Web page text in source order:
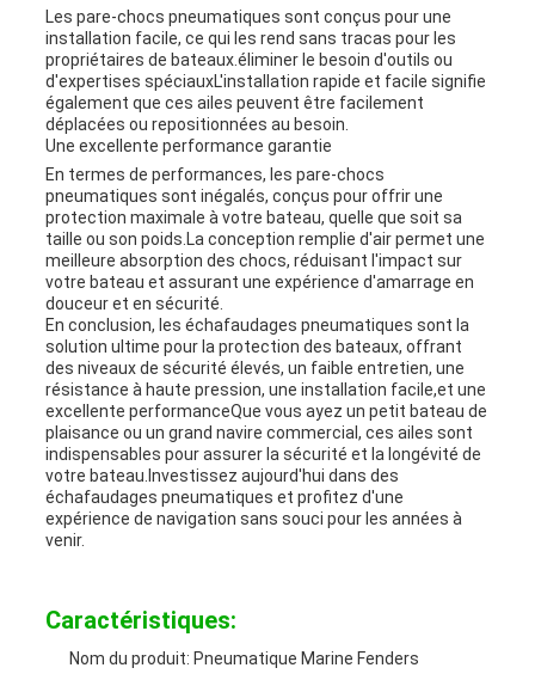
Les pare-chocs pneumatiques sont conçus pour une
installation facile, ce qui les rend sans tracas pour les
propriétaires de bateaux.éliminer le besoin d'outils ou
d'expertises spéciauxL'installation rapide et facile signifie
également que ces ailes peuvent être facilement
déplacées ou repositionnées au besoin.
Une excellente performance garantie
En termes de performances, les pare-chocs
pneumatiques sont inégalés, conçus pour offrir une
protection maximale à votre bateau, quelle que soit sa
taille ou son poids.La conception remplie d'air permet une
meilleure absorption des chocs, réduisant l'impact sur
votre bateau et assurant une expérience d'amarrage en
douceur et en sécurité.
En conclusion, les échafaudages pneumatiques sont la
solution ultime pour la protection des bateaux, offrant
des niveaux de sécurité élevés, un faible entretien, une
résistance à haute pression, une installation facile,et une
excellente performanceQue vous ayez un petit bateau de
plaisance ou un grand navire commercial, ces ailes sont
indispensables pour assurer la sécurité et la longévité de
votre bateau.Investissez aujourd'hui dans des
échafaudages pneumatiques et profitez d'une
expérience de navigation sans souci pour les années à
venir.
Caractéristiques:
Nom du produit: Pneumatique Marine Fenders